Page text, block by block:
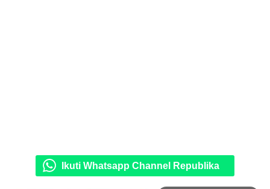
Ikuti Whatsapp Channel Republika